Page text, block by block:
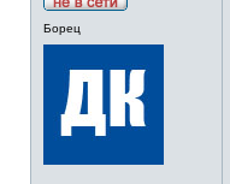
Борец